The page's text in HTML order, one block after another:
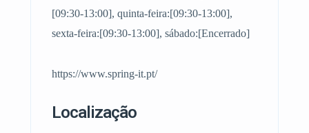
[09:30-13:00], quinta-feira:[09:30-13:00],
sexta-feira:[09:30-13:00], sábado:[Encerrado]
https://www.spring-it.pt/
Localização